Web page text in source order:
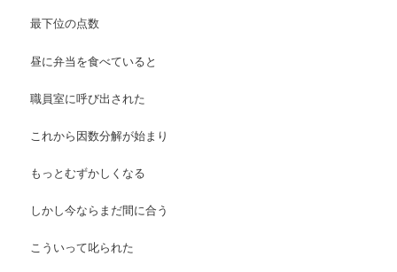
最下位の点数
昼に弁当を食べていると
職員室に呼び出された
これから因数分解が始まり
もっとむずかしくなる
しかし今ならまだ間に合う
こういって叱られた